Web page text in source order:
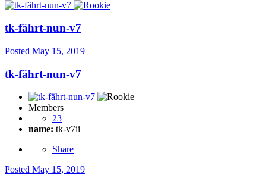
tk-fährt-nun-v7
Posted May 15, 2019
tk-fährt-nun-v7
Members
23
name: tk-v7ii
Share
Posted May 15, 2019